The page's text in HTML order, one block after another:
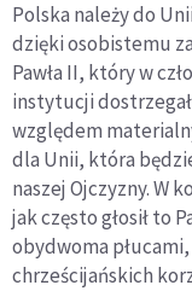
Polska należy do
dzięki osobistemu
Pawła II, który w
instytucji
względem
dla Unii, która
naszej Ojczyzny. W
jak często głosił to
obydwoma
chrześcijańskich